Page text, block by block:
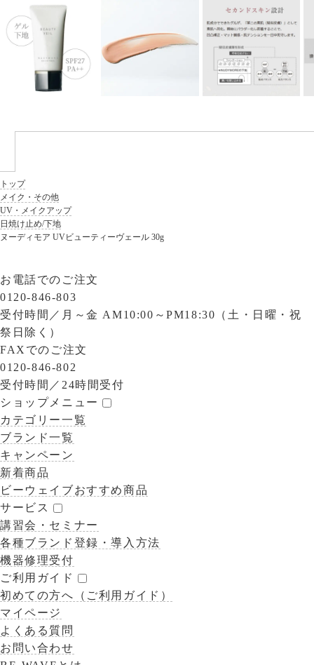
トップ
メイク・その他
UV・メイクアップ
日焼け止め/下地
ヌーディモア UVビューティーヴェール 30g
お電話でのご注文
0120-846-803
受付時間／ 月～金 AM10:00～PM18:30（土・日曜・祝
祭日除く）
FAXでのご注文
0120-846-802
受付時間／ 24時間受付
ショップメニュー
カテゴリー一覧
ブランド一覧
キャンペーン
新着商品
ビーウェイブおすすめ商品
サービス
講習会・セミナー
各種ブランド登録・導入方法
機器修理受付
ご利用ガイド
初めての方へ（ご利用ガイド）
マイページ
よくある質問
お問い合わせ